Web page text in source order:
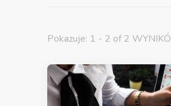
Pokazuje: 1 - 2 of 2